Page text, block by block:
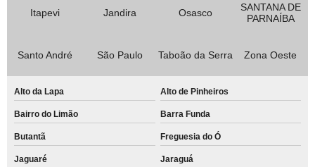
Itapevi Jandira Osasco
SANTANA DE
PARNAÍBA
Santo André São Paulo Taboão da Serra Zona Oeste
Alto da Lapa Alto de Pinheiros
Bairro do Limão Barra Funda
Butantã Freguesia do Ó
Jaguaré Jaraguá